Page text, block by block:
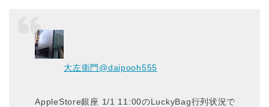
大左衛門 @daipooh555
AppleStore銀座 1/1 11:00のLuckyBag行列状況で